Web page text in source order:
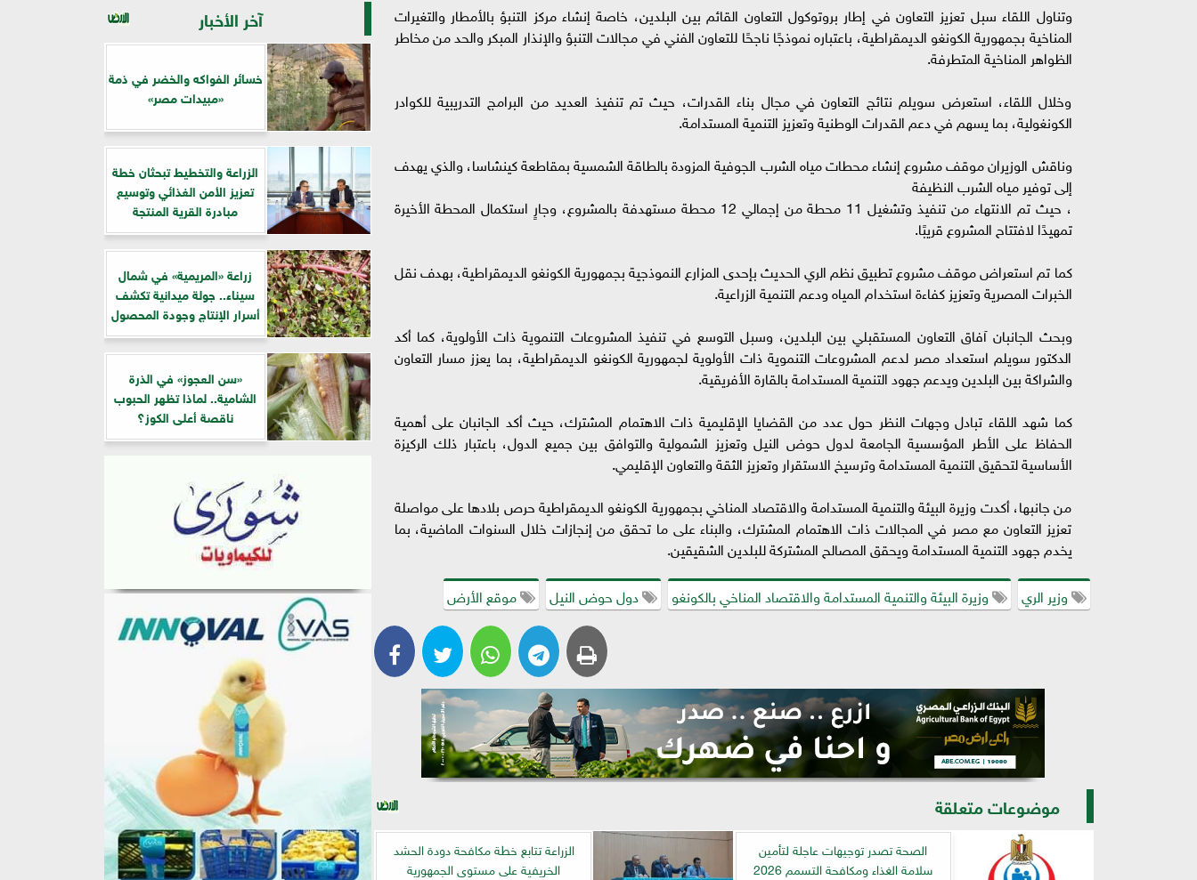
وتناول اللقاء سبل تعزيز التعاون في إطار بروتوكول التعاون القائم بين البلدين، خاصة إنشاء مركز التنبؤ بالأمطار والتغيرات
المناخية بجمهورية الكونغو الديمقراطية، باعتباره نموذجًا ناجحًا للتعاون الفني في مجالات التنبؤ والإنذار المبكر والحد من مخاطر
الظواهر المناخية المتطرفة.
وخلال اللقاء، استعرض سويلم نتائج التعاون في مجال بناء القدرات، حيث تم تنفيذ العديد من البرامج التدريبية للكوادر
الكونغولية، بما يسهم في دعم القدرات الوطنية وتعزيز التنمية المستدامة.
وناقش الوزيران موقف مشروع إنشاء محطات مياه الشرب الجوفية المزودة بالطاقة الشمسية بمقاطعة كينشاسا، والذي يهدف
إلى توفير مياه الشرب النظيفة
، حيث تم الانتهاء من تنفيذ وتشغيل 11 محطة من إجمالي 12 محطة مستهدفة بالمشروع، وجارٍ استكمال المحطة الأخيرة
تمهيدًا لافتتاح المشروع قريبًا.
كما تم استعراض موقف مشروع تطبيق نظم الري الحديث بإحدى المزارع النموذجية بجمهورية الكونغو الديمقراطية، بهدف نقل
الخبرات المصرية وتعزيز كفاءة استخدام المياه ودعم التنمية الزراعية.
وبحث الجانبان آفاق التعاون المستقبلي بين البلدين، وسبل التوسع في تنفيذ المشروعات التنموية ذات الأولوية، كما أكد
الدكتور سويلم استعداد مصر لدعم المشروعات التنموية ذات الأولوية لجمهورية الكونغو الديمقراطية، بما يعزز مسار التعاون
والشراكة بين البلدين ويدعم جهود التنمية المستدامة بالقارة الأفريقية.
كما شهد اللقاء تبادل وجهات النظر حول عدد من القضايا الإقليمية ذات الاهتمام المشترك، حيث أكد الجانبان على أهمية
الحفاظ على الأطر المؤسسية الجامعة لدول حوض النيل وتعزيز الشمولية والتوافق بين جميع الدول، باعتبار ذلك الركيزة
الأساسية لتحقيق التنمية المستدامة وترسيخ الاستقرار وتعزيز الثقة والتعاون الإقليمي.
من جانبها، أكدت وزيرة البيئة والتنمية المستدامة والاقتصاد المناخي بجمهورية الكونغو الديمقراطية حرص بلادها على مواصلة
تعزيز التعاون مع مصر في المجالات ذات الاهتمام المشترك، والبناء على ما تحقق من إنجازات خلال السنوات الماضية، بما
يخدم جهود التنمية المستدامة ويحقق المصالح المشتركة للبلدين الشقيقين.
وزير الري
وزيرة البيئة والتنمية المستدامة والاقتصاد المناخي بالكونغو دول حوض النيل موقع الأرض
موضوعات متعلقة
الصحة تصدر توجيهات عاجلة لتأمين
سلامة الغذاء ومكافحة التسمم 2026
الزراعة تتابع خطة مكافحة دودة الحشد
الخريفية على مستوى الجمهورية
آخر الأخبار
خسائر الفواكه والخضر في ذمة
«مبيدات مصر»
الزراعة والتخطيط تبحثان خطة
تعزيز الأمن الغذائي وتوسيع
مبادرة القرية المنتجة
زراعة «المريمية» في شمال
سيناء.. جولة ميدانية تكشف
أسرار الإنتاج وجودة المحصول
«سن العجوز» في الذرة
الشامية.. لماذا تظهر الحبوب
ناقصة أعلى الكوز؟